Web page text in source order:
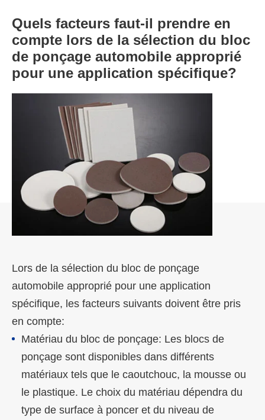
Quels facteurs faut-il prendre en
compte lors de la sélection du bloc
de ponçage automobile approprié
pour une application spécifique?
Lors de la sélection du bloc de ponçage
automobile approprié pour une application
spécifique, les facteurs suivants doivent être pris
en compte:
Matériau du bloc de ponçage: Les blocs de
ponçage sont disponibles dans différents
matériaux tels que le caoutchouc, la mousse ou
le plastique. Le choix du matériau dépendra du
type de surface à poncer et du niveau de